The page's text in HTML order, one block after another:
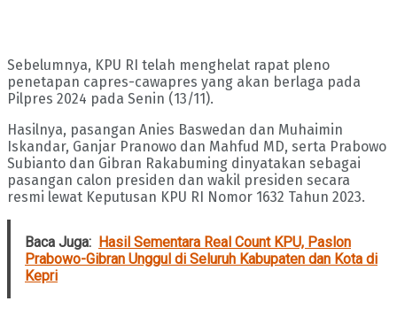
Sebelumnya, KPU RI telah menghelat rapat pleno
penetapan capres-cawapres yang akan berlaga pada
Pilpres 2024 pada Senin (13/11).
Hasilnya, pasangan Anies Baswedan dan Muhaimin
Iskandar, Ganjar Pranowo dan Mahfud MD, serta Prabowo
Subianto dan Gibran Rakabuming dinyatakan sebagai
pasangan calon presiden dan wakil presiden secara
resmi lewat Keputusan KPU RI Nomor 1632 Tahun 2023.
Baca Juga: Hasil Sementara Real Count KPU, Paslon
Prabowo-Gibran Unggul di Seluruh Kabupaten dan Kota di
Kepri